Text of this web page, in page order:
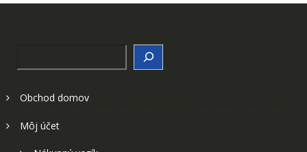
Obchod domov
Môj účet